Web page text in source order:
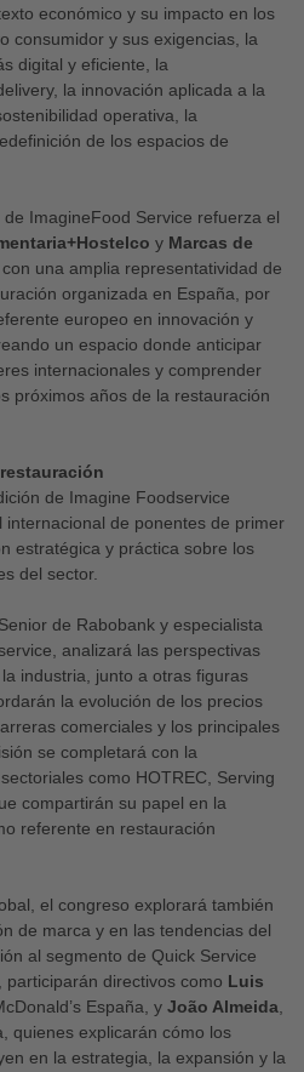
económico y su impacto en los
consumidor y sus exigencias, la
digital y eficiente, la
la innovación aplicada a la
operativa, la
de los espacios de
ImagineFood Service refuerza el
y Marcas de
una amplia representatividad de
organizada en España, por
europeo en innovación y
un espacio donde anticipar
internacionales y comprender
próximos años de la restauración
de Imagine Foodservice
de ponentes de primer
estratégica y práctica sobre los
del sector.
Senior de Rabobank y especialista
analizará las perspectivas
industria, junto a otras figuras
la evolución de los precios
comerciales y los principales
se completará con la
como HOTREC, Serving
compartirán su papel en la
referente en restauración
el congreso explorará también
de marca y en las tendencias del
al segmento de Quick Service
directivos como Luis
España, y João Almeida
quienes explicarán cómo los
en la estrategia, la expansión y la